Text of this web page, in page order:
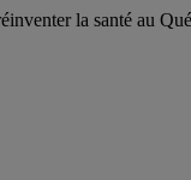
la santé au